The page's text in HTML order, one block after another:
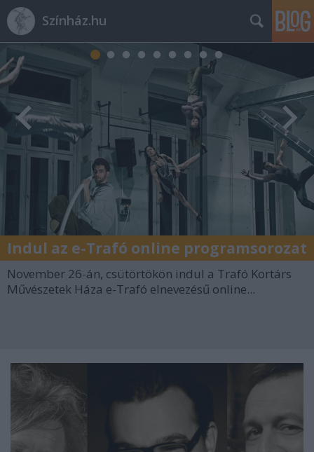
Színház.hu
Indul az e-Trafó online programsorozat
November 26-án, csütörtökön indul a Trafó Kortárs
Művészetek Háza e-Trafó elnevezésű online...